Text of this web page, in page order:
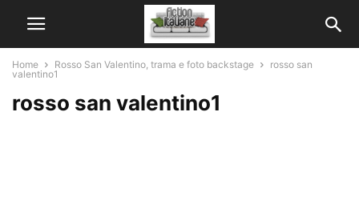
Home Rosso San Valentino, trama e foto backstage
rosso san
valentino1
rosso san valentino1